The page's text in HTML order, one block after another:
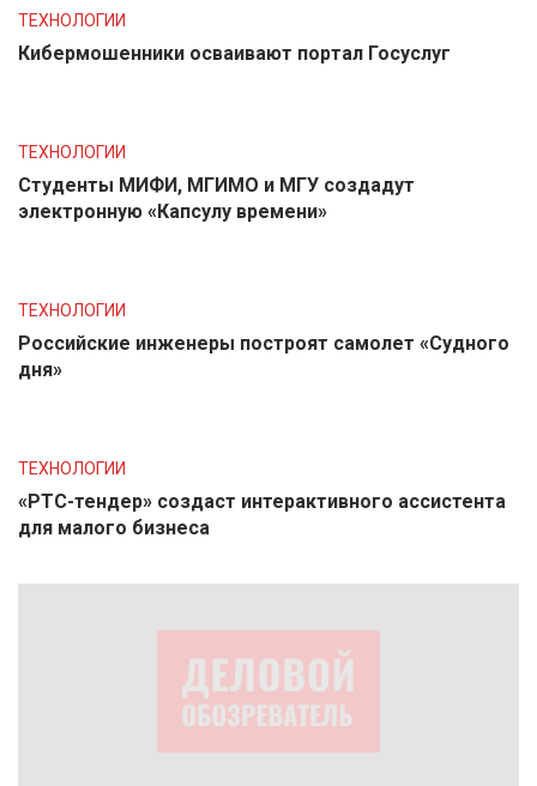
ТЕХНОЛОГИИ
Кибермошенники осваивают портал Госуслуг
ТЕХНОЛОГИИ
Студенты МИФИ, МГИМО и МГУ создадут
электронную «Капсулу времени»
ТЕХНОЛОГИИ
Российские инженеры построят самолет «Судного
дня»
ТЕХНОЛОГИИ
«РТС-тендер» создаст интерактивного ассистента
для малого бизнеса